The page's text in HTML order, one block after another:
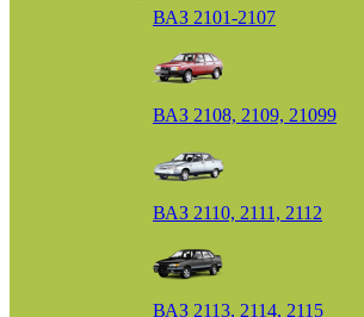
ВАЗ 2101-2107
ВАЗ 2108, 2109, 21099
ВАЗ 2110, 2111, 2112
ВАЗ 2113, 2114, 2115